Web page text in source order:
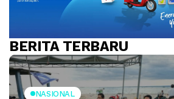
BERITA TERBARU
NASIONAL